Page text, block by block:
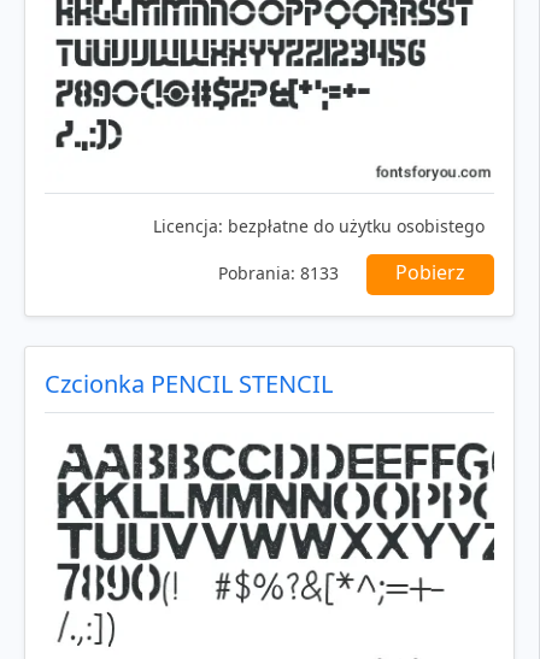
Licencja: bezpłatne do użytku osobistego
Pobrania: 8133 Pobierz
Czcionka PENCIL STENCIL